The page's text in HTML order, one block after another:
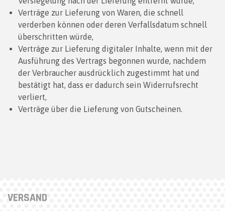
Verträge zur Lieferung von Waren, die schnell
verderben können oder deren Verfallsdatum schnell
überschritten würde,
Verträge zur Lieferung digitaler Inhalte, wenn mit der
Ausführung des Vertrags begonnen wurde, nachdem
der Verbraucher ausdrücklich zugestimmt hat und
bestätigt hat, dass er dadurch sein Widerrufsrecht
verliert,
Verträge über die Lieferung von Gutscheinen.
VERSAND